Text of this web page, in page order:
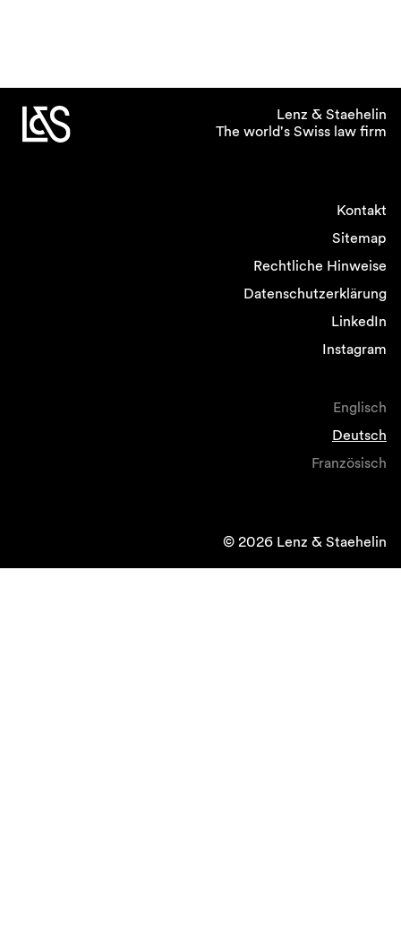
Lenz & Staehelin
The world's Swiss law firm
Kontakt
Sitemap
Rechtliche Hinweise
Datenschutzerklärung
LinkedIn
Instagram
Englisch
Deutsch
Französisch
© 2026 Lenz & Staehelin